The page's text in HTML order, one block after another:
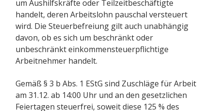
um Aushilfskräfte oder Teilzeitbeschäftigte
handelt, deren Arbeitslohn pauschal versteuert
wird. Die Steuerbefreiung gilt auch unabhängig
davon, ob es sich um beschränkt oder
unbeschränkt einkommensteuerpflichtige
Arbeitnehmer handelt.
Gemäß § 3 b Abs. 1 EStG sind Zuschläge für Arbeit
am 31.12. ab 14:00 Uhr und an den gesetzlichen
Feiertagen steuerfrei, soweit diese 125 % des